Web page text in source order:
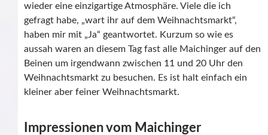
wieder eine einzigartige Atmosphäre. Viele die ich
gefragt habe, „wart ihr auf dem Weihnachtsmarkt“,
haben mir mit „Ja“ geantwortet. Kurzum so wie es
aussah waren an diesem Tag fast alle Maichinger auf den
Beinen um irgendwann zwischen 11 und 20 Uhr den
Weihnachtsmarkt zu besuchen. Es ist halt einfach ein
kleiner aber feiner Weihnachtsmarkt.
Impressionen vom Maichinger